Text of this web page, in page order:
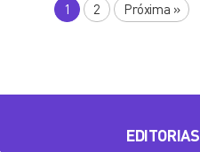
1 2 Próxima »
EDITORIAS